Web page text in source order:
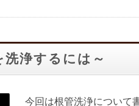
浄するには～
今回は根管洗浄について